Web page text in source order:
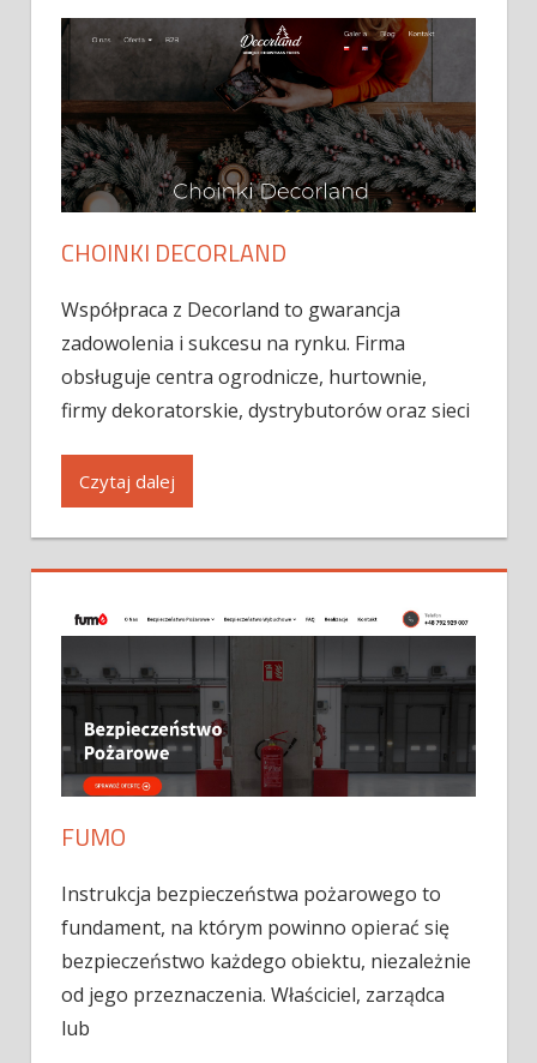
CHOINKI DECORLAND
Współpraca z Decorland to gwarancja
zadowolenia i sukcesu na rynku. Firma
obsługuje centra ogrodnicze, hurtownie,
firmy dekoratorskie, dystrybutorów oraz sieci
Czytaj dalej
FUMO
Instrukcja bezpieczeństwa pożarowego to
fundament, na którym powinno opierać się
bezpieczeństwo każdego obiektu, niezależnie
od jego przeznaczenia. Właściciel, zarządca
lub